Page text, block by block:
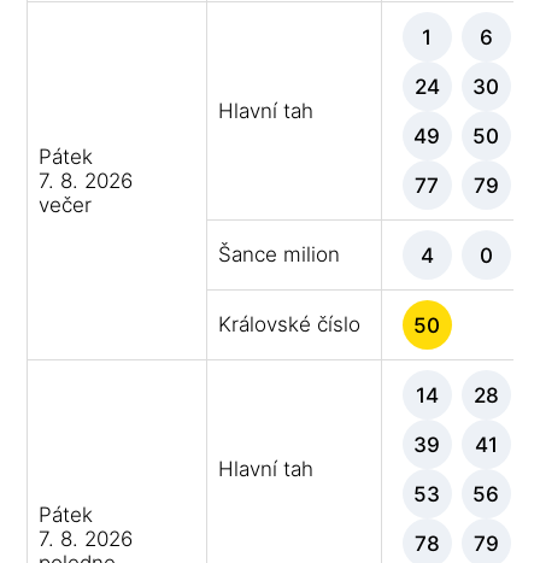
Pátek
7. 8. 2026
večer
Hlavní tah
1 6
24 30
49 50
77 79
Šance milion 4 0
Královské číslo 50
Pátek
7. 8. 2026
Hlavní tah
14 28
39 41
53 56
78 79